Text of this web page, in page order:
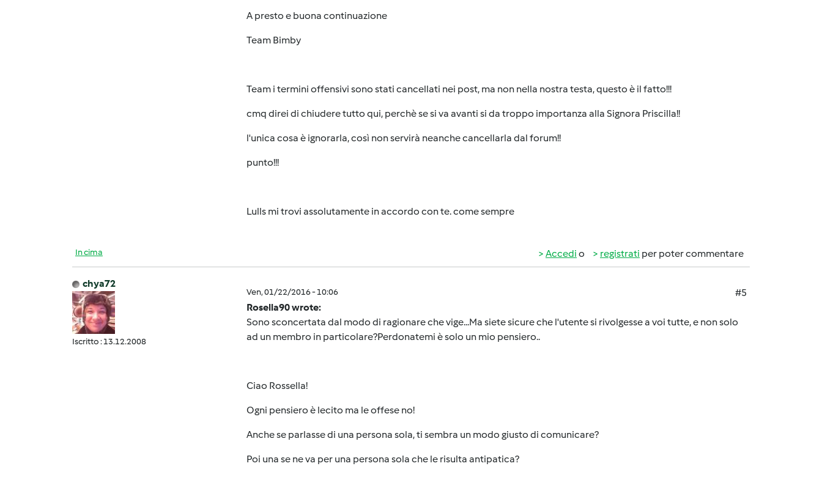
A presto e buona continuazione
Team Bimby
Team i termini offensivi sono stati cancellati nei post, ma non nella nostra testa, questo è il fatto!!!
cmq direi di chiudere tutto qui, perchè se si va avanti si da troppo importanza alla Signora Priscilla!!
l'unica cosa è ignorarla, così non servirà neanche cancellarla dal forum!!
punto!!!
Lulls mi trovi assolutamente in accordo con te. come sempre
In cima Accedi o registrati per poter commentare
chya72
Iscritto : 13.12.2008
Ven, 01/22/2016 - 10:06
#5
Rosella90 wrote:
Sono sconcertata dal modo di ragionare che vige...Ma siete sicure che l'utente si rivolgesse a voi tutte, e non solo
ad un membro in particolare?Perdonatemi è solo un mio pensiero..
Ciao Rossella!
Ogni pensiero è lecito ma le offese no!
Anche se parlasse di una persona sola, ti sembra un modo giusto di comunicare?
Poi una se ne va per una persona sola che le risulta antipatica?